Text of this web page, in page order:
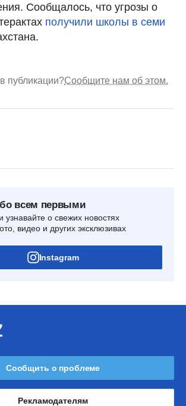
Сообщалось, что угрозы о
получили школы в семи
публикации?Сообщите нам об этом.
всем первыми
узнавайте о свежих новостях
видео и других эксклюзивах
Instagram
Сообщить о проблеме
Рекламодателям